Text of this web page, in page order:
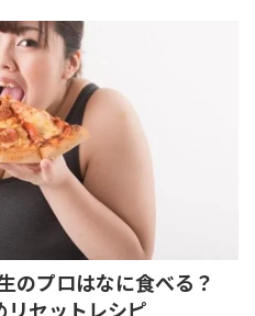
のプロはなに食べる？
リセットレシピ